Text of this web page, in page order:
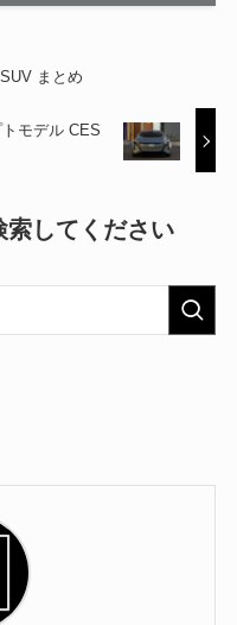
まとめ
モデル CES
索してください